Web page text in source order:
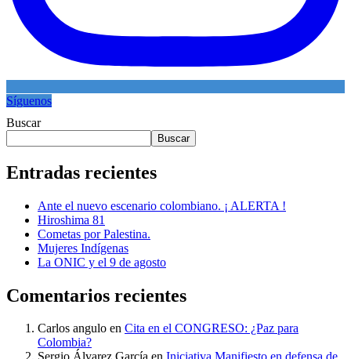
Síguenos
Buscar
Buscar
Entradas recientes
Ante el nuevo escenario colombiano. ¡ ALERTA !
Hiroshima 81
Cometas por Palestina.
Mujeres Indígenas
La ONIC y el 9 de agosto
Comentarios recientes
Carlos angulo en Cita en el CONGRESO: ¿Paz para
Colombia?